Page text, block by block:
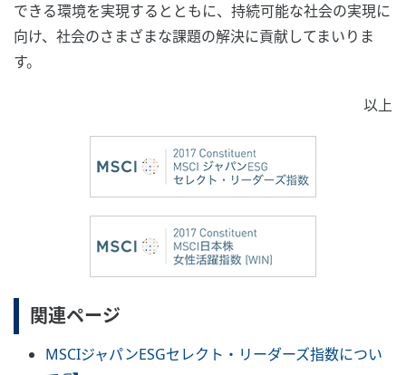
できる環境を実現するとともに、持続可能な社会の実現に
向け、社会のさまざまな課題の解決に貢献してまいりま
す。
以上
関連ページ
MSCIジャパンESGセレクト・リーダーズ指数につい